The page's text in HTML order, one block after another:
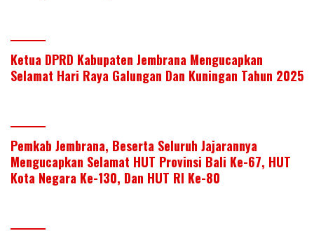
Ketua DPRD Kabupaten Jembrana Mengucapkan
Selamat Hari Raya Galungan Dan Kuningan Tahun 2025
Pemkab Jembrana, Beserta Seluruh Jajarannya
Mengucapkan Selamat HUT Provinsi Bali Ke-67, HUT
Kota Negara Ke-130, Dan HUT RI Ke-80